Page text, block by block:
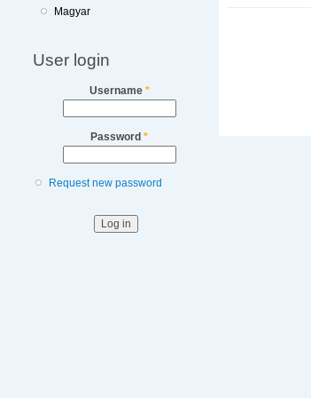
Magyar
User login
Username *
Password *
Request new password